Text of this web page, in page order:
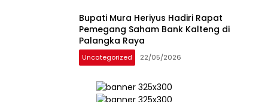
Bupati Mura Heriyus Hadiri Rapat
Pemegang Saham Bank Kalteng di
Palangka Raya
Uncategorized 22/05/2026